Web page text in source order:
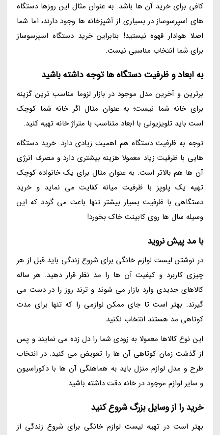
کافی برای خرید آن ها باشد. به عنوان مثال این روزها دستگاه
های اسپرسوساز در بسیاری از آشپزخانه ها وجود دارند، اما شما
اصلا هوادار قهوه نیستید! بنابراین خرید دستگاه اسپرسوساز
برای شما انتخاب مناسبی نیست.
به ابعاد و ظرفیت دستگاه ها توجه داشته باشید
برترین و آخرین مدل موجود در بازار لزوما مناسب ترین گزینه
برای خانه شما نیست؛ به عنوان مثال اگر خانه شما کوچک
است باید تلویزیونی با ابعاد متناسب با متراژ خانه تهیه کنید.
توجه به ظرفیت دستگاه هم اهمیت زیادی دارد. خرید دستگاه
هایی با ظرفیت زیاد معمولا هزینه بیشتری دارد و مصرف انرژی
آن ها هم بالاتر است. به عنوان مثال برای یک خانواده کوچک
تهیه یک پلوپز با ظرفیت میانه کفایت می نماید و خرید
دستگاهی با ظرفیت بسیار بیشتر تنها باعث می گردد که این
وسیله سال ها روی کابینت خاک بخورد!
با مد پیش نروید
در نوشتن لیست لوازم خانگی برای شروع زندگی باید قبل از هر
چیزی کاربرد و کیفیت آن ها را مد نظر قرار دهید. هر ساله
کالاهای جدیدی وارد بازار می شوند و ترند روز را در دست می
گیرند. بهتر است تا جای ممکن لوازمی را که تنها برای مدت
کوتاهی مد هستند انتخاب نکنید.
این نوع کالاها معمولا به زودی شما را دل زده می نمایند و پس
از گذشت زمان کوتاهی آن ها را تعویض می کنید. در انتخاب
طرح و مدل لوازم منزل باید به هماهنگی آن ها با دکوراسیون
و سایر لوازم موجود در خانه دقت داشته باشید.
خرید را از وسایل بزرگ شروع کنید
بهتر است در تهیه لیست لوازم خانگی برای شروع زندگی از